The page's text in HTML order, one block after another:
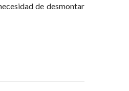
de desmontar